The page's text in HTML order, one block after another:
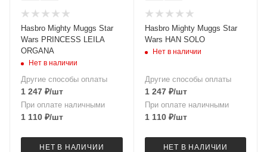
Hasbro Mighty Muggs Star
Wars PRINCESS LEILA
ORGANA
Нет в наличии
Другие способы оплаты
1 247 ₽/шт
При оплате наличными
1 110 ₽/шт
НЕТ В НАЛИЧИИ
Hasbro Mighty Muggs Star
Wars HAN SOLO
Нет в наличии
Другие способы оплаты
1 247₽/шт
При оплате наличными
1 110₽/шт
НЕТ В НАЛИЧИИ